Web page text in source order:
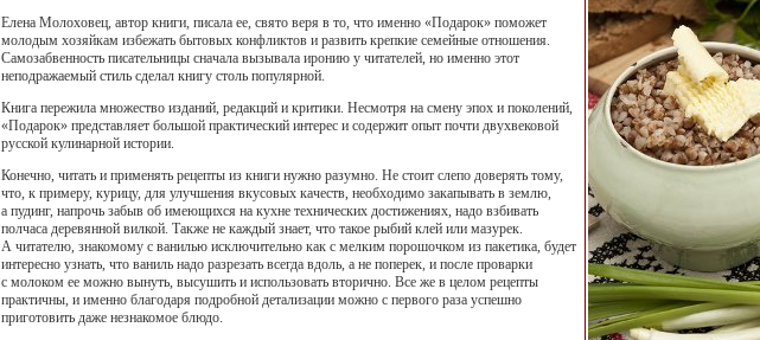
Елена Молоховец, автор книги, писала ее, свято веря в то, что именно «Подарок» поможет
молодым хозяйкам избежать бытовых конфликтов и развить крепкие семейные отношения.
Самозабвенность писательницы сначала вызывала иронию у читателей, но именно этот
неподражаемый стиль сделал книгу столь популярной.
Книга пережила множество изданий, редакций и критики. Несмотря на смену эпох и поколений,
«Подарок» представляет большой практический интерес и содержит опыт почти двухвековой
русской кулинарной истории.
Конечно, читать и применять рецепты из книги нужно разумно. Не стоит слепо доверять тому,
что, к примеру, курицу, для улучшения вкусовых качеств, необходимо закапывать в землю,
а пудинг, напрочь забыв об имеющихся на кухне технических достижениях, надо взбивать
полчаса деревянной вилкой. Также не каждый знает, что такое рыбий клей или мазурек.
А читателю, знакомому с ванилью исключительно как с мелким порошочком из пакетика, будет
интересно узнать, что ваниль надо разрезать всегда вдоль, а не поперек, и после проварки
с молоком ее можно вынуть, высушить и использовать вторично. Все же в целом рецепты
практичны, и именно благодаря подробной детализации можно с первого раза успешно
приготовить даже незнакомое блюдо.